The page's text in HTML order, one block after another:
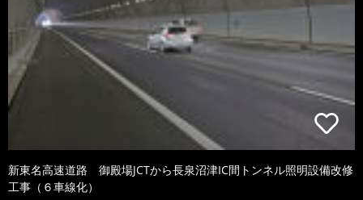
新東名高速道路 御殿場JCTから長泉沼津IC間トンネル照明設備改修
工事（６車線化）